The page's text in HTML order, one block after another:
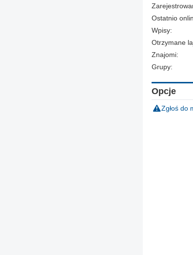
Ostatnio
Wpisy:
Otrzymane
Znajomi:
Grupy:
Opcje
Zgłoś do